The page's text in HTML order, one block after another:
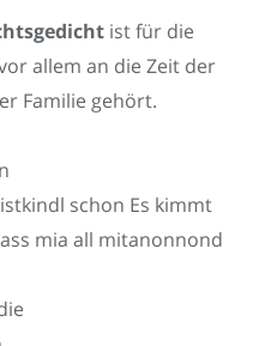
ist für die
allem an die Zeit der
Familie gehört.
schon Es kimmt
mia all mitanonnond